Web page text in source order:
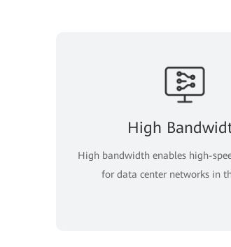
High
High bandwidth enables high-
for data center networks in